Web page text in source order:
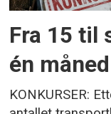
Fra 15 til
én måned
KONKURSER: